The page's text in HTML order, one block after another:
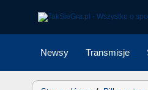
Newsy Transmisje